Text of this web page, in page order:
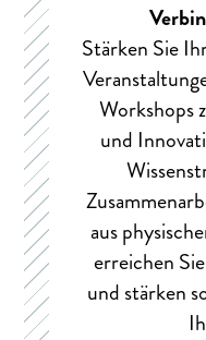
Stärken Sie
Workshops
und
aus
erreichen
und stärken